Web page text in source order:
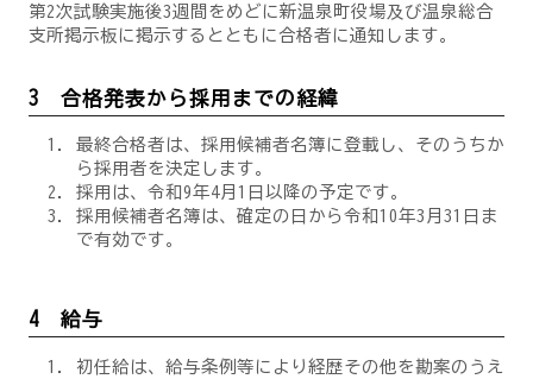
第2次試験実施後3週間をめどに新温泉町役場及び温泉総合
支所掲示板に掲示するとともに合格者に通知します。
3 合格発表から採用までの経緯
最終合格者は、採用候補者名簿に登載し、そのうちか
ら採用者を決定します。
採用は、令和9年4月1日以降の予定です。
採用候補者名簿は、確定の日から令和10年3月31日ま
で有効です。
4 給与
初任給は、給与条例等により経歴その他を勘案のうえ